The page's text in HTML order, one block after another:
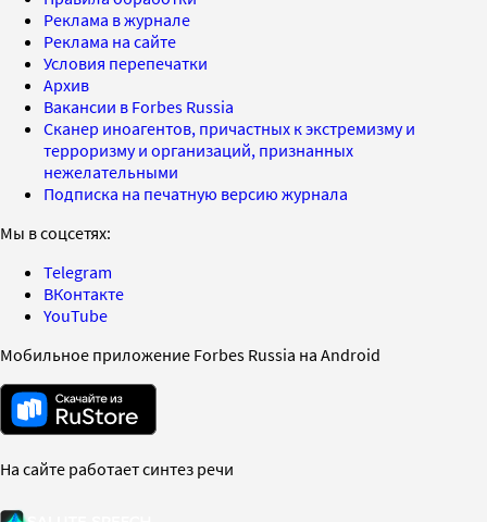
Реклама в журнале
Реклама на сайте
Условия перепечатки
Архив
Вакансии в Forbes Russia
Сканер иноагентов, причастных к экстремизму и
терроризму и организаций, признанных
нежелательными
Подписка на печатную версию журнала
Мы в соцсетях:
Telegram
ВКонтакте
YouTube
Мобильное приложение Forbes Russia на Android
На сайте работает синтез речи